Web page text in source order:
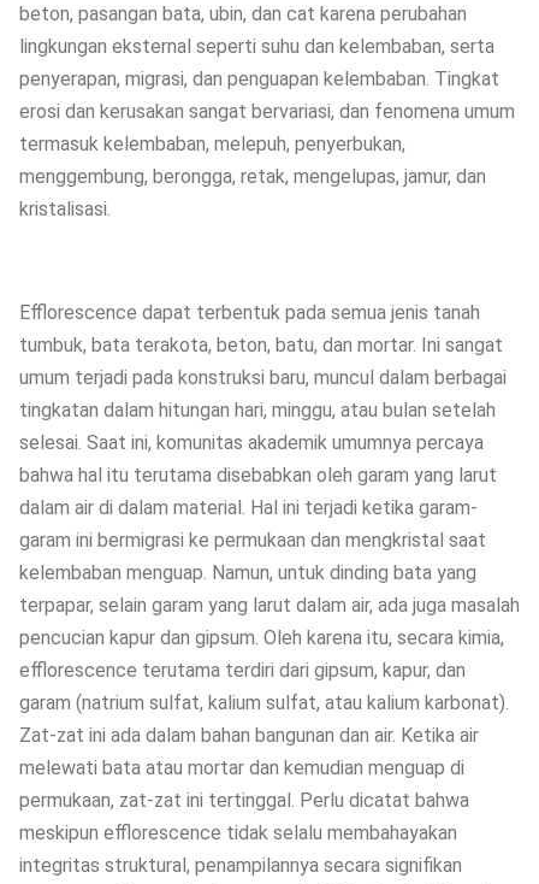
beton, pasangan bata, ubin, dan cat karena perubahan
lingkungan eksternal seperti suhu dan kelembaban, serta
penyerapan, migrasi, dan penguapan kelembaban. Tingkat
erosi dan kerusakan sangat bervariasi, dan fenomena umum
termasuk kelembaban, melepuh, penyerbukan,
menggembung, berongga, retak, mengelupas, jamur, dan
kristalisasi.
Efflorescence dapat terbentuk pada semua jenis tanah
tumbuk, bata terakota, beton, batu, dan mortar. Ini sangat
umum terjadi pada konstruksi baru, muncul dalam berbagai
tingkatan dalam hitungan hari, minggu, atau bulan setelah
selesai. Saat ini, komunitas akademik umumnya percaya
bahwa hal itu terutama disebabkan oleh garam yang larut
dalam air di dalam material. Hal ini terjadi ketika garam-
garam ini bermigrasi ke permukaan dan mengkristal saat
kelembaban menguap. Namun, untuk dinding bata yang
terpapar, selain garam yang larut dalam air, ada juga masalah
pencucian kapur dan gipsum. Oleh karena itu, secara kimia,
efflorescence terutama terdiri dari gipsum, kapur, dan
garam (natrium sulfat, kalium sulfat, atau kalium karbonat).
Zat-zat ini ada dalam bahan bangunan dan air. Ketika air
melewati bata atau mortar dan kemudian menguap di
permukaan, zat-zat ini tertinggal. Perlu dicatat bahwa
meskipun efflorescence tidak selalu membahayakan
integritas struktural, penampilannya secara signifikan